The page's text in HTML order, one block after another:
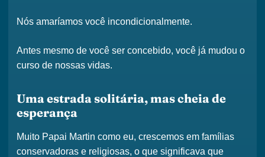
Nós amaríamos você incondicionalmente.
Antes mesmo de você ser concebido, você já mudou o
curso de nossas vidas.
Uma estrada solitária, mas cheia de
esperança
Muito Papai Martin como eu, crescemos em famílias
conservadoras e religiosas, o que significava que